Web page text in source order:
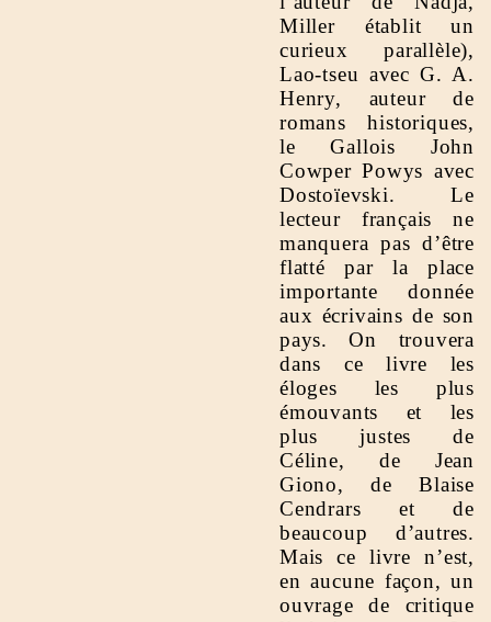
Miller établit un
curieux parallèle),
Lao-tseu avec G. A.
Henry, auteur de
romans historiques,
le Gallois John
Cowper Powys avec
Dostoïevski. Le
lecteur français ne
manquera pas d’être
flatté par la place
importante donnée
aux écrivains de son
pays. On trouvera
dans ce livre les
éloges les plus
émouvants et les
plus justes de
Céline, de Jean
Giono, de Blaise
Cendrars et de
beaucoup d’autres.
Mais ce livre n’est,
en aucune façon, un
ouvrage de critique